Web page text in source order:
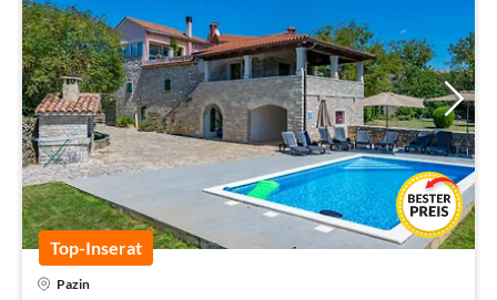
Top-Inserat
Pazin